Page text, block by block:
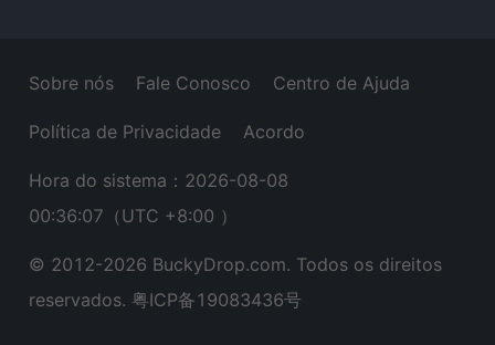
Sobre nós Fale Conosco Centro de Ajuda
Política de Privacidade Acordo
Hora do sistema：2026-08-08
00:36:08 （UTC +8:00 ）
© 2012-2026 BuckyDrop.com. Todos os direitos
reservados. 粤ICP备19083436号